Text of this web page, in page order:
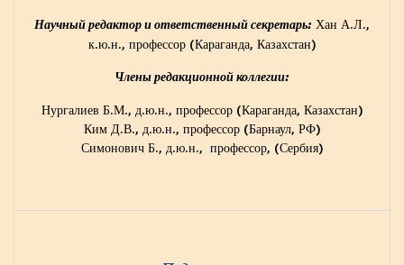
Научный редактор и ответственный секретарь: Хан А.Л.,
к.ю.н., профессор (Караганда, Казахстан)
Члены редакционной коллегии:
Нургалиев Б.М., д.ю.н., профессор (Караганда, Казахстан)
Ким Д.В., д.ю.н., профессор (Барнаул, РФ)
Симонович Б., д.ю.н., профессор, (Сербия)